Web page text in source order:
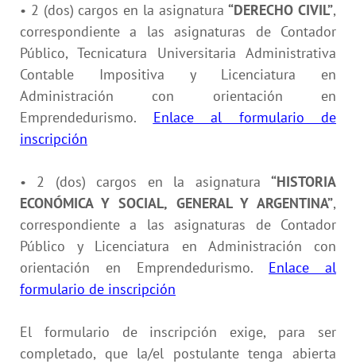
• 2 (dos) cargos en la asignatura“DERECHO CIVIL”,
correspondiente a las asignaturas de Contador
Público, Tecnicatura Universitaria Administrativa
Contable Impositiva y Licenciatura en
Administración con orientación en
Emprendedurismo. Enlace al formulario de
inscripción
• 2 (dos) cargos en la asignatura “HISTORIA
ECONÓMICA Y SOCIAL, GENERAL Y ARGENTINA”,
correspondiente a las asignaturas de Contador
Público y Licenciatura en Administración con
orientación en Emprendedurismo. Enlace al
formulario de inscripción
El formulario de inscripción exige, para ser
completado, que la/el postulante tenga abierta